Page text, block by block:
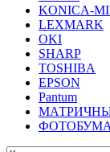
KONICA-
LEXMARK
OKI
SHARP
TOSHIBA
EPSON
Pantum